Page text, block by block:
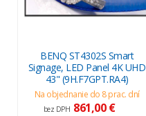
BENQ ST4302S Smart
Signage, LED Panel 4K UHD
43" (9H.F7GPT.RA4)
Na objednanie do 8 prac. dní
bez DPH 861,00 €